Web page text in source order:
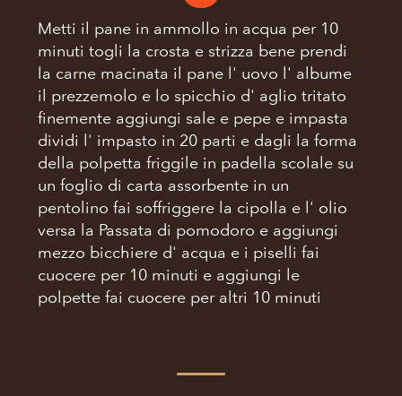
Metti il pane in ammollo in acqua per 10
minuti togli la crosta e strizza bene prendi
la carne macinata il pane l' uovo l' albume
il prezzemolo e lo spicchio d' aglio tritato
finemente aggiungi sale e pepe e impasta
dividi l' impasto in 20 parti e dagli la forma
della polpetta friggile in padella scolale su
un foglio di carta assorbente in un
pentolino fai soffriggere la cipolla e l' olio
versa la Passata di pomodoro e aggiungi
mezzo bicchiere d' acqua e i piselli fai
cuocere per 10 minuti e aggiungi le
polpette fai cuocere per altri 10 minuti